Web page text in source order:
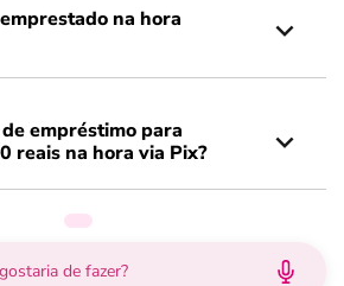
na hora
empréstimo para
reais na hora via Pix?